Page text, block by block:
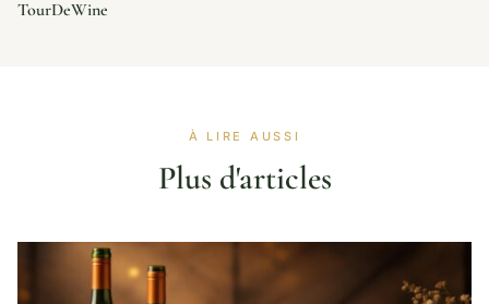
TourDeWine
À LIRE AUSSI
Plus d'articles